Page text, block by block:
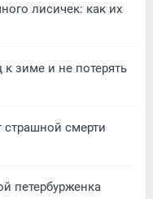
лисичек: как их
к зиме и не потерять
страшной смерти
петербурженка